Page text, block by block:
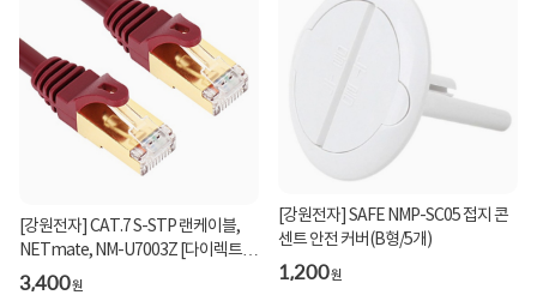
[강원전자] CAT.7 S-STP 랜케이블,
NETmate, NM-U7003Z [다이렉트/
연선] [와인/0.3m]
3,400원
[강원전자] SAFE NMP-SC05 접지 콘
센트 안전 커버(B형/5개)
1,200원